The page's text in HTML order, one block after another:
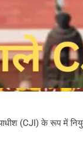
(CJI) के रूप में